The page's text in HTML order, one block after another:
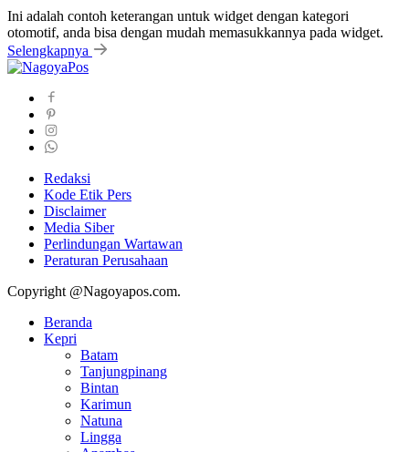
Ini adalah contoh keterangan untuk widget dengan kategori
otomotif, anda bisa dengan mudah memasukkannya pada widget.
Selengkapnya
Redaksi
Kode Etik Pers
Disclaimer
Media Siber
Perlindungan Wartawan
Peraturan Perusahaan
Copyright @Nagoyapos.com.
Beranda
Kepri
Batam
Tanjungpinang
Bintan
Karimun
Natuna
Lingga